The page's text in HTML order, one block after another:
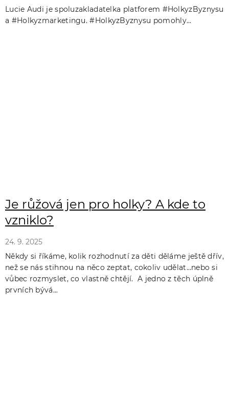
Lucie Audi je spoluzakladatelka platforem #HolkyzByznysu
a #Holkyzmarketingu. #HolkyzByznysu pomohly...
Je růžová jen pro holky? A kde to
vzniklo?
24. 9. 2025
Někdy si říkáme, kolik rozhodnutí za děti děláme ještě dřív,
než se nás stihnou na něco zeptat, cokoliv udělat…nebo si
vůbec rozmyslet, co vlastně chtějí. A jedno z těch úplně
prvních bývá...